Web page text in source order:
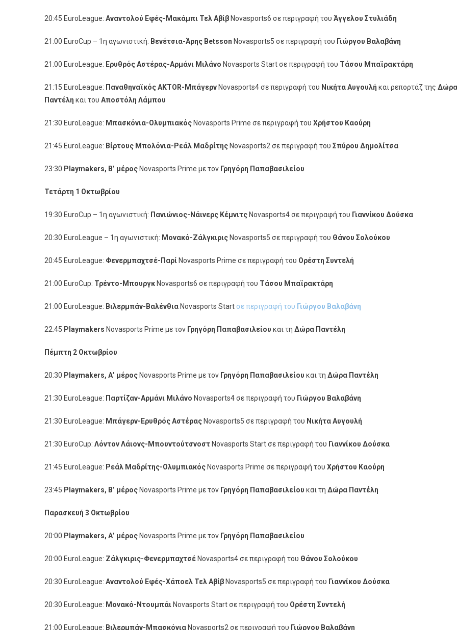
20:45 EuroLeague: Αναντολού Εφές-Μακάμπι Τελ Αβίβ Novasports6 σε περιγραφή του Άγγελου Στυλιάδη
21:00 EuroCup – 1η αγωνιστική: Βενέτσια-Άρης Betsson Novasports5 σε περιγραφή του Γιώργου Βαλαβάνη
21:00 EuroLeague: Ερυθρός Αστέρας-Αρμάνι Μιλάνο Novasports Start σε περιγραφή του Τάσου Μπαϊρακτάρη
21:15 EuroLeague: Παναθηναϊκός AKTOR-Μπάγερν Novasports4 σε περιγραφή του Νικήτα Αυγουλή και ρεπορτάζ της
Παντέλη και του Αποστόλη Λάμπου
21:30 EuroLeague: Μπασκόνια-Ολυμπιακός Novasports Prime σε περιγραφή του Χρήστου Καούρη
21:45 EuroLeague: Βίρτους Μπολόνια-Ρεάλ Μαδρίτης Novasports2 σε περιγραφή του Σπύρου Δημολίτσα
23:30 Playmakers, Β’ μέρος Novasports Prime με τον Γρηγόρη Παπαβασιλείου
Τετάρτη 1 Οκτωβρίου
19:30 EuroCup – 1η αγωνιστική: Πανιώνιος-Νάινερς Κέμνιτς Novasports4 σε περιγραφή του Γιαννίκου Δούσκα
20:30 EuroLeague – 1η αγωνιστική: Μονακό-Ζάλγκιρις Novasports5 σε περιγραφή του Θάνου Σολούκου
20:45 EuroLeague: Φενερμπαχτσέ-Παρί Novasports Prime σε περιγραφή του Ορέστη Συντελή
21:00 EuroCup: Τρέντο-Μπουργκ Novasports6 σε περιγραφή του Τάσου Μπαϊρακτάρη
21:00 EuroLeague: Βιλερμπάν-Βαλένθια Novasports Start σε περιγραφή του Γιώργου Βαλαβάνη
22:45 Playmakers Novasports Prime με τον Γρηγόρη Παπαβασιλείου και τη Δώρα Παντέλη
Πέμπτη 2 Οκτωβρίου
20:30 Playmakers, Α’ μέρος Novasports Prime με τον Γρηγόρη Παπαβασιλείου και τη Δώρα Παντέλη
21:30 EuroLeague: Παρτίζαν-Αρμάνι Μιλάνο Novasports4 σε περιγραφή του Γιώργου Βαλαβάνη
21:30 EuroLeague: Μπάγερν-Ερυθρός Αστέρας Novasports5 σε περιγραφή του Νικήτα Αυγουλή
21:30 EuroCup: Λόντον Λάιονς-Μπουντούτσνοστ Novasports Start σε περιγραφή του Γιαννίκου Δούσκα
21:45 EuroLeague: Ρεάλ Μαδρίτης-Ολυμπιακός Novasports Prime σε περιγραφή του Χρήστου Καούρη
23:45 Playmakers, B’ μέρος Novasports Prime με τον Γρηγόρη Παπαβασιλείου και τη Δώρα Παντέλη
Παρασκευή 3 Οκτωβρίου
20:00 Playmakers, Α’ μέρος Novasports Prime με τον Γρηγόρη Παπαβασιλείου
20:00 EuroLeague: Ζάλγκιρις-Φενερμπαχτσέ Novasports4 σε περιγραφή του Θάνου Σολούκου
20:30 EuroLeague: Αναντολού Εφές-Χάποελ Τελ Αβίβ Novasports5 σε περιγραφή του Γιαννίκου Δούσκα
20:30 EuroLeague: Μονακό-Ντουμπάι Novasports Start σε περιγραφή του Ορέστη Συντελή
21:00 EuroLeague: Βιλερμπάν-Μπασκόνια Novasports2 σε περιγραφή του Γιώργου Βαλαβάνη